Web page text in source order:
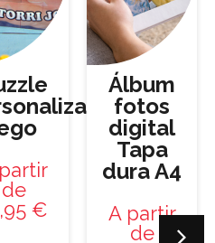
de
€
Álbum
fotos
digital
Tapa
dura A4
A partir
de